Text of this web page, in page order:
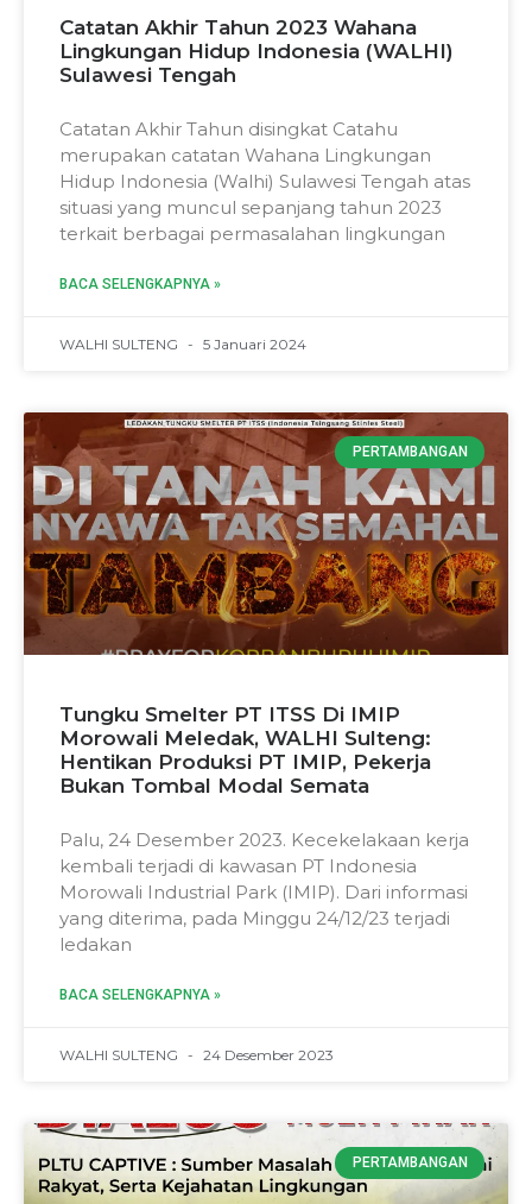
Catatan Akhir Tahun 2023 Wahana
Lingkungan Hidup Indonesia (WALHI)
Sulawesi Tengah
Catatan Akhir Tahun disingkat Catahu
merupakan catatan Wahana Lingkungan
Hidup Indonesia (Walhi) Sulawesi Tengah atas
situasi yang muncul sepanjang tahun 2023
terkait berbagai permasalahan lingkungan
BACA SELENGKAPNYA »
WALHI SULTENG 5 Januari 2024
PERTAMBANGAN
Tungku Smelter PT ITSS Di IMIP
Morowali Meledak, WALHI Sulteng:
Hentikan Produksi PT IMIP, Pekerja
Bukan Tombal Modal Semata
Palu, 24 Desember 2023. Kecekelakaan kerja
kembali terjadi di kawasan PT Indonesia
Morowali Industrial Park (IMIP). Dari informasi
yang diterima, pada Minggu 24/12/23 terjadi
ledakan
BACA SELENGKAPNYA »
WALHI SULTENG 24 Desember 2023
PERTAMBANGAN